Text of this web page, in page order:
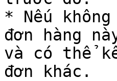
* Nếu
đơn hàng
và có thể
đơn khác.